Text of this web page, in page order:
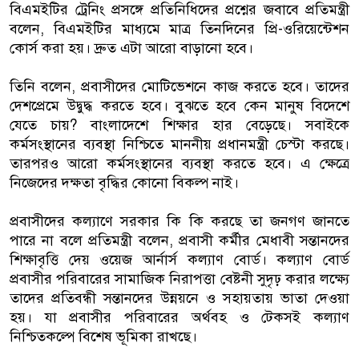
বিএমইটির ট্রেনিং প্রসঙ্গে প্রতিনিধিদের প্রশ্নের জবাবে প্রতিমন্ত্রী
বলেন, বিএমইটির মাধ্যমে মাত্র তিনদিনের প্রি-ওরিয়েন্টেশন
কোর্স করা হয়। দ্রুত এটা আরো বাড়ানো হবে।
তিনি বলেন, প্রবাসীদের মোটিভেশনে কাজ করতে হবে। তাদের
দেশপ্রেমে উদ্বুদ্ধ করতে হবে। বুঝতে হবে কেন মানুষ বিদেশে
যেতে চায়? বাংলাদেশে শিক্ষার হার বেড়েছে। সবাইকে
কর্মসংস্থানের ব্যবস্থা নিশ্চিতে মাননীয় প্রধানমন্ত্রী চেস্টা করছে।
তারপরও আরো কর্মসংস্থানের ব্যবস্থা করতে হবে। এ ক্ষেত্রে
নিজেদের দক্ষতা বৃদ্ধির কোনো বিকল্প নাই।
প্রবাসীদের কল্যাণে সরকার কি কি করছে তা জনগণ জানতে
পারে না বলে প্রতিমন্ত্রী বলেন, প্রবাসী কর্মীর মেধাবী সন্তানদের
শিক্ষাবৃত্তি দেয় ওয়েজ আর্নার্স কল্যাণ বোর্ড। কল্যাণ বোর্ড
প্রবাসীর পরিবারের সামাজিক নিরাপত্তা বেষ্টনী সুদৃঢ় করার লক্ষ্যে
তাদের প্রতিবন্ধী সন্তানদের উন্নয়নে ও সহায়তায় ভাতা দেওয়া
হয়। যা প্রবাসীর পরিবারের অর্থবহ ও টেকসই কল্যাণ
নিশ্চিতকল্পে বিশেষ ভূমিকা রাখছে।